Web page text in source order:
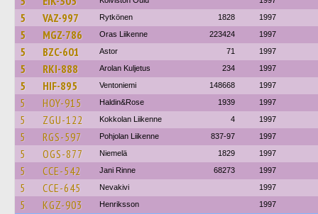
5 VAZ-997 Rytkönen 1828 1997
5 MGZ-786 Oras Liikenne 223424 1997
5 BZC-601 Astor 71 1997
5 RKI-888 Arolan Kuljetus 234 1997
5 HIF-895 Ventoniemi 148668 1997
5 HOY-915 Haldin&Rose 1939 1997
5 ZGU-122 Kokkolan Liikenne 4 1997
5 RGS-597 Pohjolan Liikenne 837-97 1997
5 OGS-877 Niemelä 1829 1997
5 CCE-542 Jani Rinne 68273 1997
5 CCE-645 Nevakivi 1997
5 KGZ-903 Henriksson 1997